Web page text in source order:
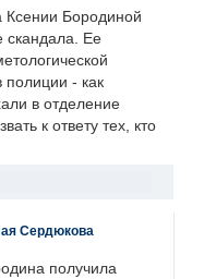
Ксении Бородиной
скандала. Ее
- как
в отделение
к ответу тех, кто
Сердюкова
получила